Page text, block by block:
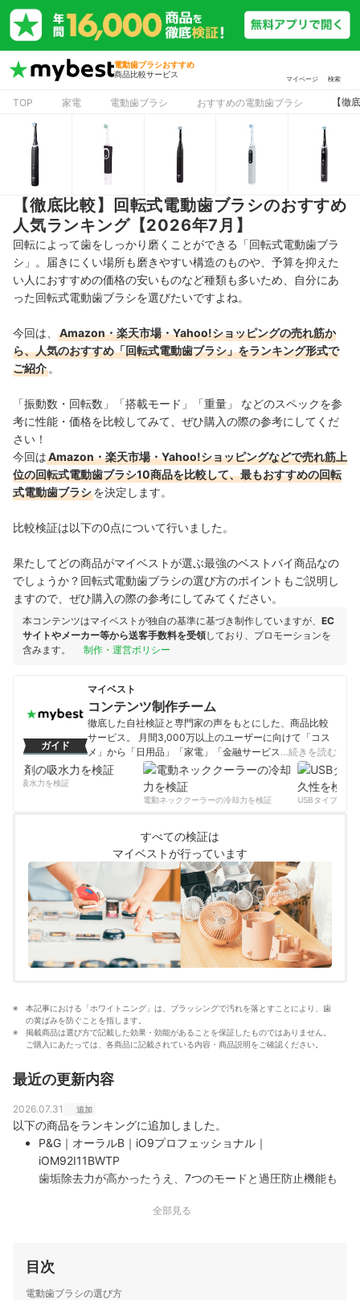
電動歯ブラシおすすめ
商品比較サービス
マイページ 検索
TOP 家電 電動歯ブラシ おすすめの電動歯ブラシ 【徹
【徹底比較】回転式電動歯ブラシのおすすめ
人気ランキング【2026年7月】
回転によって歯をしっかり磨くことができる「回転式電動歯ブラ
シ」。届きにくい場所も磨きやすい構造のものや、予算を抑えた
い人におすすめの価格の安いものなど種類も多いため、自分にあ
った回転式電動歯ブラシを選びたいですよね。
今回は、
Amazon・楽天市場・Yahoo!ショッピングの売れ筋か
ら、人気のおすすめ「回転式電動歯ブラシ」をランキング形式で
ご紹介 。
「振動数・回転数」「搭載モード」「重量」 などのスペックを参
考に性能・価格を比較してみて、ぜひ購入の際の参考にしてくだ
さい！
今回はAmazon・楽天市場・Yahoo!ショッピングなどで売れ筋上
位の回転式電動歯ブラシ10商品を比較して、最もおすすめの回転
式電動歯ブラシを決定します。
比較検証は以下の0点について行いました。
果たしてどの商品がマイベストが選ぶ最強のベストバイ商品なの
でしょうか？回転式電動歯ブラシの選び方のポイントもご説明し
ますので、ぜひ購入の際の参考にしてみてください。
本コンテンツはマイベストが独自の基準に基づき制作していますが、 EC
サイトやメーカー等から送客手数料を受領しており、プロモーションを
含みます。
制作・運営ポリシー
ガイド
マイベスト
コンテンツ制作チーム
徹底した自社検証と専門家の声をもとにした、商品比較
サービス。 月間3,000万以上のユーザーに向けて「コス
メ」から「日用品」「家電」「金融サービス」まで、ベ
ストな商品を選んでもらうために、毎日コンテンツを制
コンテンツ制作チームのプロフィール
…続きを読む
の吸水力を検証
電動ネッククーラーの冷却力を検証
USBタイプCケー
すべての検証は
マイベストが行っています
本記事における「ホワイトニング」は、ブラッシングで汚れを落とすことにより、歯
の黄ばみを防ぐことを指します。
掲載商品は選び方で記載した効果・効能があることを保証したものではありません。
ご購入にあたっては、各商品に記載されている内容・商品説明をご確認ください。
最近の更新内容
2026.07.31 追加
以下の商品をランキングに追加しました。
P&G｜オーラルB｜iO9プロフェッショナル｜
iOM92I11BWTP
歯垢除去力が高かったうえ、7つのモードと過圧防止機能も
iOM92I11BWTP」は、オーラルBのiOシリーズで上位にあた
を採用し、歯科クリ…
全部見る
目次
電動歯ブラシの選び方